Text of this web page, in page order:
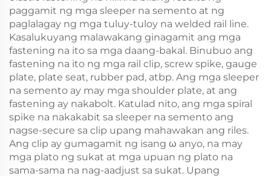
paggamit ng mga sleeper na semento at ng
paglalagay ng mga tuluy-tuloy na welded rail line.
Kasalukuyang malawakang ginagamit ang mga
fastening na ito sa mga daang-bakal. Binubuo ang
fastening na ito ng mga rail clip, screw spike, gauge
plate, plate seat, rubber pad, atbp. Ang mga sleeper
na semento ay may mga shoulder plate, at ang
fastening ay nakabolt. Katulad nito, ang mga spiral
spike na nakakabit sa sleeper na semento ang
nagse-secure sa clip upang mahawakan ang riles.
Ang clip ay gumagamit ng isang ω anyo, na may
mga plato ng sukat at mga upuan ng plato na
sama-sama na nag-aadjust sa sukat. Upang